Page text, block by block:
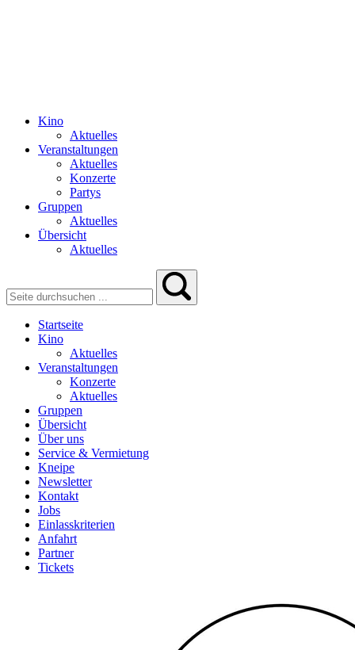
Kino
Aktuelles
Veranstaltungen
Aktuelles
Konzerte
Partys
Gruppen
Aktuelles
Übersicht
Aktuelles
Startseite
Kino
Aktuelles
Veranstaltungen
Konzerte
Aktuelles
Gruppen
Übersicht
Über uns
Service & Vermietung
Kneipe
Newsletter
Kontakt
Jobs
Einlasskriterien
Anfahrt
Partner
Tickets